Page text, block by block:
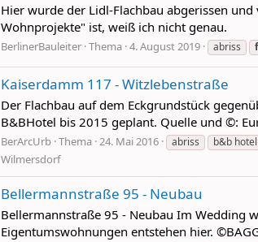
Hier wurde der Lidl-Flachbau abgerissen
Wohnprojekte" ist, weiß ich nicht genau.
BerlinerBauleiter Thema 4. August 2019 abriss
Kaiserdamm 117 - Witzlebenstraße
Der Flachbau auf dem Eckgrundstück
B&BHotel bis 2015 geplant. Quelle und ©:
BerArcUrb Thema 24. Mai 2016 abriss b&b hotel
Wilmersdorf
Bellermannstraße 95 - Neubau
Bellermannstraße 95 - Neubau Im Wedding
Eigentumswohnungen entstehen hier.